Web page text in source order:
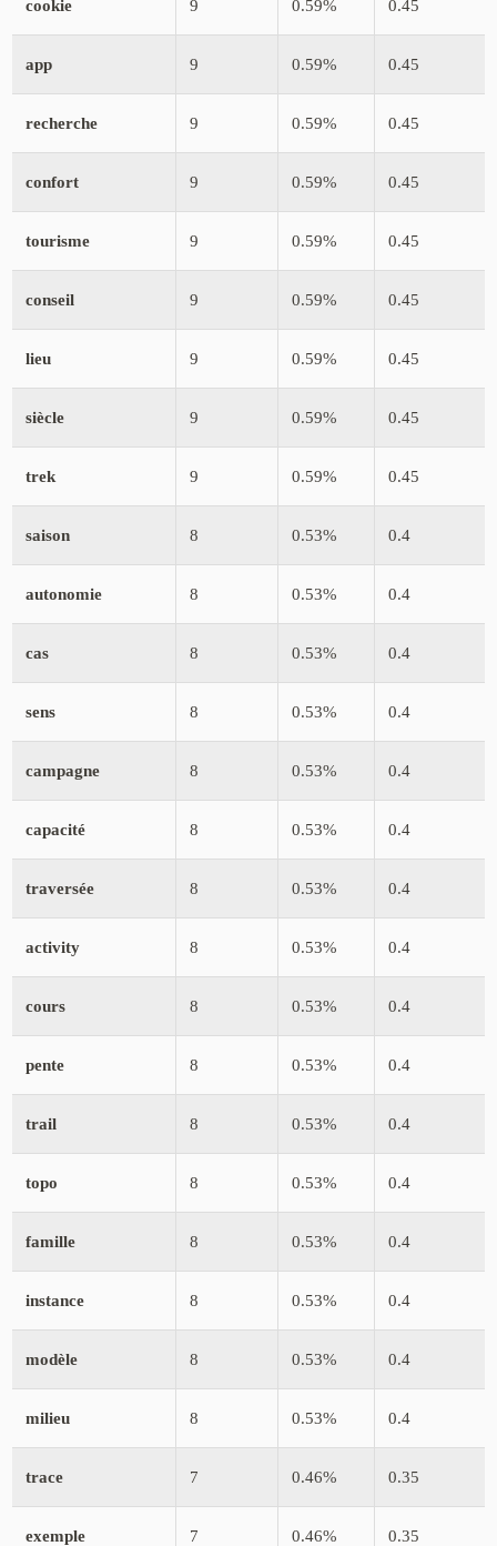
cookie 9 0.59% 0.45
app 9 0.59% 0.45
recherche 9 0.59% 0.45
confort 9 0.59% 0.45
tourisme 9 0.59% 0.45
conseil 9 0.59% 0.45
lieu 9 0.59% 0.45
siècle 9 0.59% 0.45
trek 9 0.59% 0.45
saison 8 0.53% 0.4
autonomie 8 0.53% 0.4
cas 8 0.53% 0.4
sens 8 0.53% 0.4
campagne 8 0.53% 0.4
capacité 8 0.53% 0.4
traversée 8 0.53% 0.4
activity 8 0.53% 0.4
cours 8 0.53% 0.4
pente 8 0.53% 0.4
trail 8 0.53% 0.4
topo 8 0.53% 0.4
famille 8 0.53% 0.4
instance 8 0.53% 0.4
modèle 8 0.53% 0.4
milieu 8 0.53% 0.4
trace 7 0.46% 0.35
exemple 7 0.46% 0.35